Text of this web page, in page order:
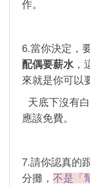
作。
6.當你決定，
配偶要薪水 ，
來就是你可以
天底下沒有
應該免費。
7.請你認真的
分攤， 不是「